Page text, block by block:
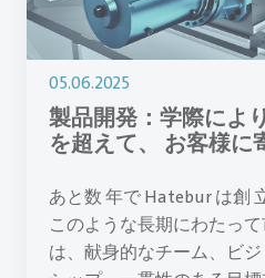
05.06.2025
製品開発：学際によ
を超えて、 お客様に
あと数 年で Hatebur は創
このような長期にわたっ
は、献身的なチーム、ビ